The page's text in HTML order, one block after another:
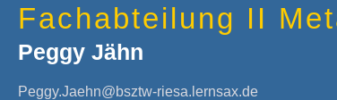
Fachabteilung II
Peggy Jähn
Peggy.Jaehn@bsztw-riesa.lernsax.de